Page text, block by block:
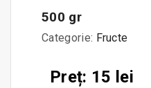
500 gr
Categorie: Fructe
Preț: 15 lei